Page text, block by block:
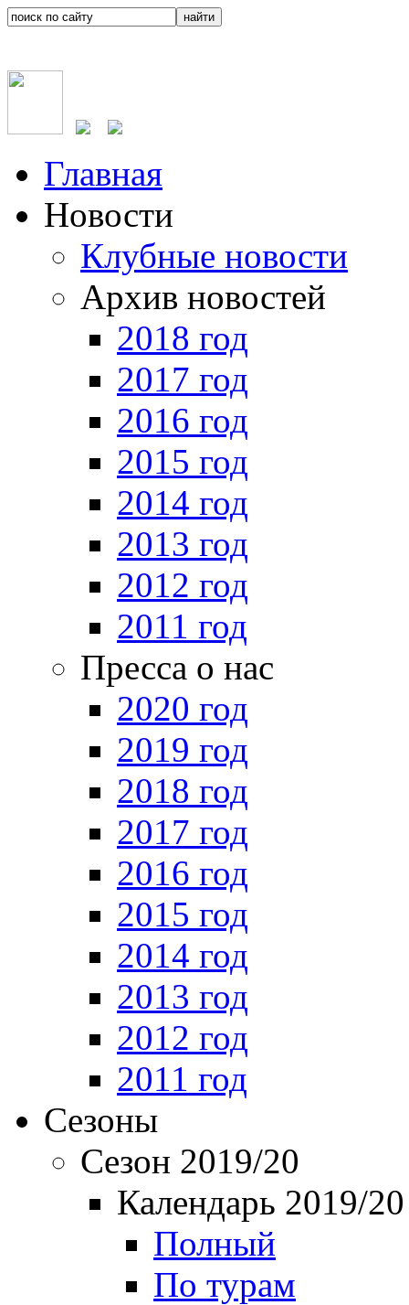
Главная
Новости
Клубные новости
Архив новостей
2018 год
2017 год
2016 год
2015 год
2014 год
2013 год
2012 год
2011 год
Пресса о нас
2020 год
2019 год
2018 год
2017 год
2016 год
2015 год
2014 год
2013 год
2012 год
2011 год
Сезоны
Сезон 2019/20
Календарь 2019/20
Полный
По турам